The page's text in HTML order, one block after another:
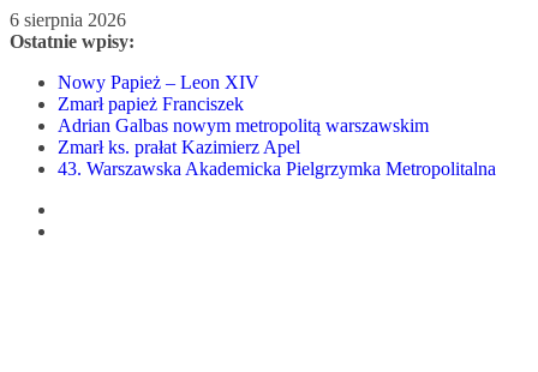
Przejdź
do
6 sierpnia 2026
Ostatnie wpisy:
Nowy Papież – Leon XIV
Zmarł papież Franciszek
Adrian Galbas nowym metropolitą warszawskim
Zmarł ks. prałat Kazimierz Apel
43. Warszawska Akademicka Pielgrzymka Metropolitalna